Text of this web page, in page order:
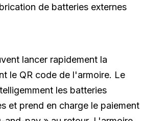
lancer rapidement la
le QR code de l'armoire. Le
les batteries
et prend en charge le paiement